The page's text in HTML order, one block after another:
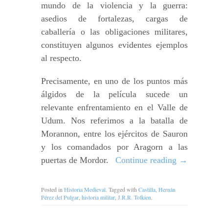
mundo de la violencia y la guerra:
asedios de fortalezas, cargas de
caballería o las obligaciones militares,
constituyen algunos evidentes ejemplos
al respecto.
Precisamente, en uno de los puntos más
álgidos de la película sucede un
relevante enfrentamiento en el Valle de
Udum. Nos referimos a la batalla de
Morannon, entre los ejércitos de Sauron
y los comandados por Aragorn a las
puertas de Mordor.
Continue reading →
Posted in Historia Medieval. Tagged with Castilla Hernán
Pérez del Pulgar historia militar J.R.R. Tolkien.